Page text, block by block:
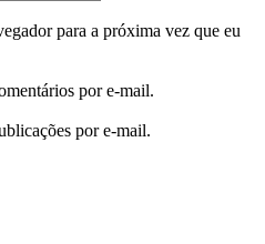
para a próxima vez que eu
por e-mail.
por e-mail.